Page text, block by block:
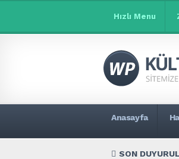
Hızlı Menu
Anasayfa
SON